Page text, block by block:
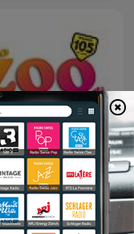
Lo Zoo di 105